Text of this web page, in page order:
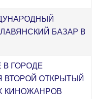
БАЗАР В
В ГОРОДЕ
ВТОРОЙ ОТКРЫТЫЙ
КИНОЖАНРОВ